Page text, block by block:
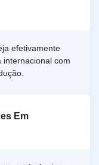
efetivamente
internacional com
Em